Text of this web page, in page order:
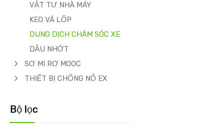
VẬT TƯ NHÀ MÁY
KEO VÁ LỐP
DUNG DỊCH CHĂM SÓC XE
DẦU NHỚT
SƠ MI RƠ MOOC
THIẾT BỊ CHỐNG NỔ EX
Bộ lọc